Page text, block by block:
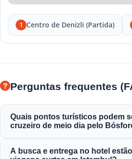
1 Centro de Denizli (Partida)
Perguntas frequentes
Quais pontos turísticos podem
cruzeiro de meio dia pelo
Ponte do Bósforo, Palácio de
A busca e entrega no hotel